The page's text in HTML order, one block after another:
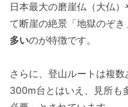
日本最大の磨崖仏（大仏
て断崖の絶景「地獄のぞき
多いのが特徴です。
さらに、登山ルートは複
300m台とはいえ、見所も